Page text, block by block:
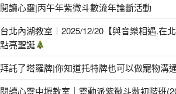
閱讀心靈|丙午年紫微斗數流年論斷活動
台北內湖教室｜2025/12/20【與音樂相遇.在
點亮聖誕
拜託了塔羅牌|你知道托特牌也可以做寵物溝
閱讀心靈中壢教室｜靈動派紫微斗數初階班